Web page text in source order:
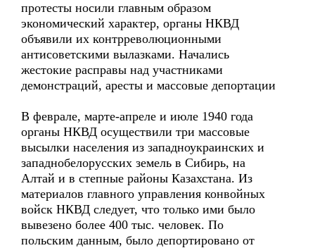
протесты носили главным образом
экономический характер, органы НКВД
объявили их контрреволюционными
антисоветскими вылазками. Начались
жестокие расправы над участниками
демонстраций, аресты и массовые депортации
В феврале, марте-апреле и июле 1940 года
органы НКВД осуществили три массовые
высылки населения из западноукраинских и
западнобелорусских земель в Сибирь, на
Алтай и в степные районы Казахстана. Из
материалов главного управления конвойных
войск НКВД следует, что только ими было
вывезено более 400 тыс. человек. По
польским данным, было депортировано от